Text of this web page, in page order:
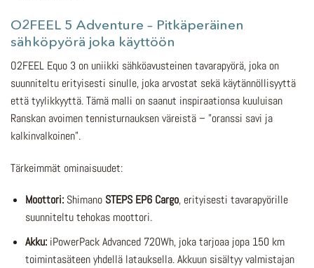
O2FEEL 5 Adventure – Pitkäperäinen
sähköpyörä joka käyttöön
O2FEEL Equo 3 on uniikki sähköavusteinen tavarapyörä, joka on
suunniteltu erityisesti sinulle, joka arvostat sekä käytännöllisyyttä
että tyylikkyyttä. Tämä malli on saanut inspiraationsa kuuluisan
Ranskan avoimen tennisturnauksen väreistä – ”oranssi savi ja
kalkinvalkoinen”.
Tärkeimmät ominaisuudet:
Moottori:Shimano STEPS EP6 Cargo, erityisesti tavarapyörille
suunniteltu tehokas moottori.
Akku:iPowerPack Advanced 720Wh, joka tarjoaa jopa 150 km
toimintasäteen yhdellä latauksella. Akkuun sisältyy valmistajan